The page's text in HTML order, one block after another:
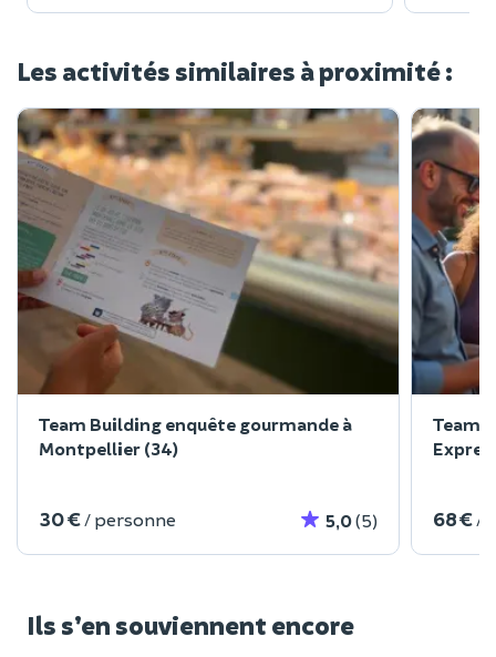
Les activités similaires à proximité :
Team Building enquête gourmande à
Montpellier (34)
30 € / personne 5,0(5)
Team
68 € /
Ils s’en souviennent encore